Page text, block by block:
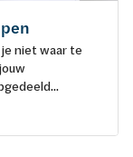
niet waar te